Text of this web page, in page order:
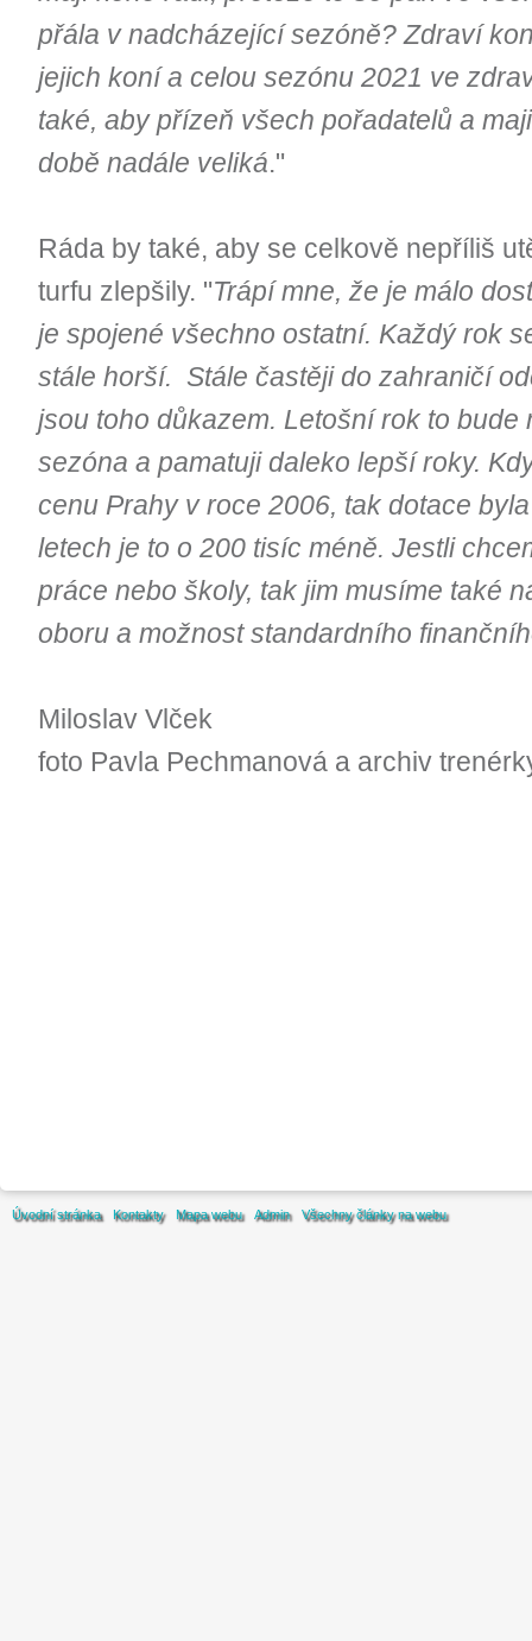
přála v nadcházející sezóně? Zdraví
jejich koní a celou sezónu 2021 ve
také, aby přízeň všech pořadatelů a
době nadále veliká."
Ráda by také, aby se celkově nepříliš
turfu zlepšily. "Trápí mne, že je málo
je spojené všechno ostatní. Každý rok
stále horší. Stále častěji do zahraničí
jsou toho důkazem. Letošní rok to bude
sezóna a pamatuji daleko lepší roky.
cenu Prahy v roce 2006, tak dotace
letech je to o 200 tisíc méně. Jestli
práce nebo školy, tak jim musíme také
oboru a možnost standardního
Miloslav Vlček
foto Pavla Pechmanová a archiv
Úvodní stránka Kontakty Mapa webu Admin Všechny články na webu